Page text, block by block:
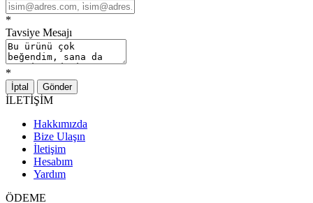
*
Tavsiye Mesajı
*
İptal Gönder
İLETİŞİM
Hakkımızda
Bize Ulaşın
İletişim
Hesabım
Yardım
ÖDEME